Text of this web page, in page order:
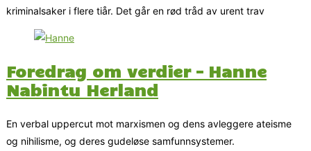
kriminalsaker i flere tiår. Det går en rød tråd av urent trav
Foredrag om verdier – Hanne
Nabintu Herland
En verbal uppercut mot marxismen og dens avleggere ateisme
og nihilisme, og deres gudeløse samfunnsystemer.